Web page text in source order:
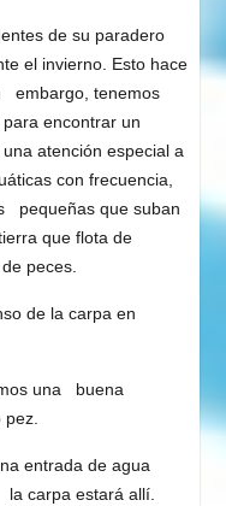
de su paradero
el invierno. Esto hace
embargo, tenemos
encontrar un
atención especial a
con frecuencia,
pequeñas que suban
que flota de
peces.
de la carpa en
una buena
entrada de agua
carpa estará allí.